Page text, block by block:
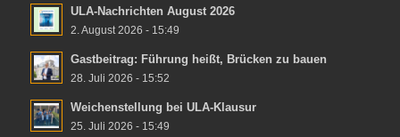
ULA-Nachrichten August 2026
2. August 2026 - 15:49
Gastbeitrag: Führung heißt, Brücken zu bauen
28. Juli 2026 - 15:52
Weichenstellung bei ULA-Klausur
25. Juli 2026 - 15:49